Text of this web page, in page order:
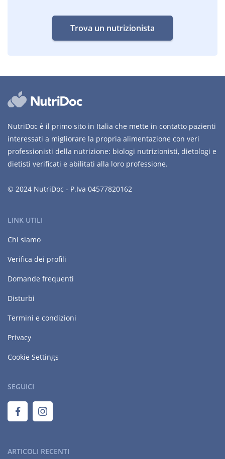
Trova un nutrizionista
NutriDoc è il primo sito in Italia che mette in contatto pazienti
interessati a migliorare la propria alimentazione con veri
professionisti della nutrizione: biologi nutrizionisti, dietologi e
dietisti verificati e abilitati alla loro professione.
© 2024 NutriDoc - P.Iva 04577820162
LINK UTILI
Chi siamo
Verifica dei profili
Domande frequenti
Disturbi
Termini e condizioni
Privacy
Cookie Settings
SEGUICI
ARTICOLI RECENTI